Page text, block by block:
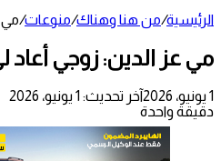
الرئيسية/من هنا وهناك/منوعات/مي
مي عز الدين: زوجي
1 يونيو، 2026
آخر تحديث: 1 يونيو، 2026
دقيقة واحدة